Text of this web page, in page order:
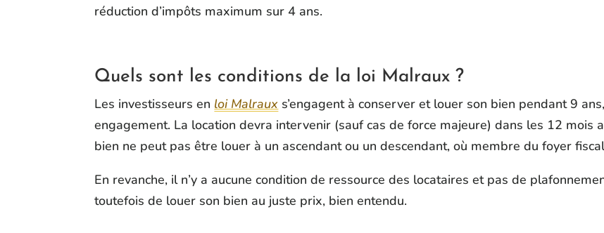
réduction d’impôts maximum sur 4 ans.
Quels sont les conditions de la loi Malraux ?
Les investisseurs en loi Malraux s’engagent à conserver et louer son bien pendant 9
engagement. La location devra intervenir (sauf cas de force majeure) dans les 12 mois
bien ne peut pas être louer à un ascendant ou un descendant, où membre du foyer
En revanche, il n’y a aucune condition de ressource des locataires et pas de
toutefois de louer son bien au juste prix, bien entendu.